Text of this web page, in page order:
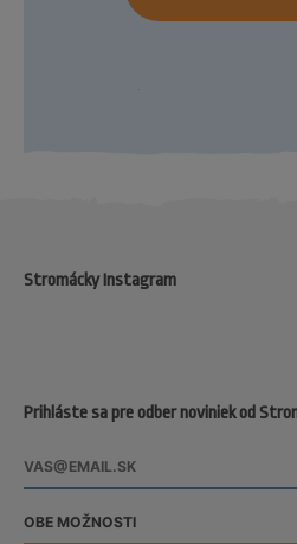
Prihláste sa pre odber noviniek od
Stromácky Instagram